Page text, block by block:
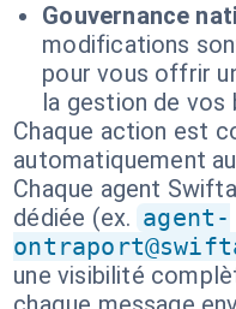
Gouvernance
modifications
pour vous offrir
la gestion de vos
Chaque action est
automatiquement
Chaque agent
dédiée (ex. agent-
une visibilité